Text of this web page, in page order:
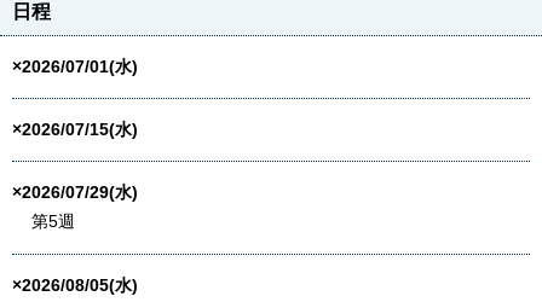
日程
×2026/07/01(水)
×2026/07/15(水)
×2026/07/29(水)
第5週
×2026/08/05(水)